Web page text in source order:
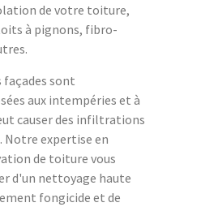
de votre toiture,
à pignons, fibro-
sont
aux intempéries et à
causer des infiltrations
Notre expertise en
de toiture vous
d'un nettoyage haute
fongicide et de